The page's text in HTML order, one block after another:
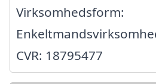
Virksomhedsform:
CVR: 18795477